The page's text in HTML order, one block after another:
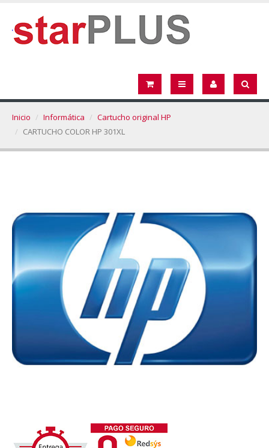
Inicio Informática
Cartucho original HP
CARTUCHO COLOR HP 301XL